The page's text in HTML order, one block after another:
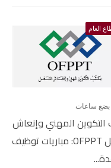
العام
بضع ساعات
المهني وإنعاش
الشغل OFPPT: مباريات توظيف